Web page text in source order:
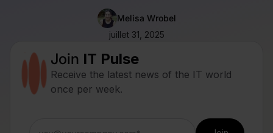
Melisa Wrobel
juillet 31, 2025
Join IT Pulse
Receive the latest news of the IT world
once per week.